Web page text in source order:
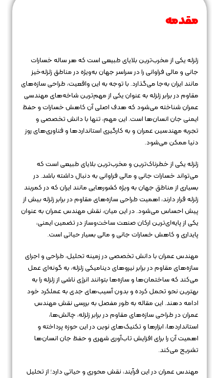
مقدمه
زلزله یکی از مخرب‌ترین بلایای طبیعی است که هر ساله خسارات
جانی و مالی فراوانی را در سراسر جهان به‌ویژه در مناطق زلزله‌خیز
مانند ایران به‌جا می‌گذارد. با توجه به این واقعیت، طراحی سازه‌های
مقاوم در برابر زلزله به عنوان یکی از مهم‌ترین شاخه‌های مهندسی
عمران شناخته می‌شود که هدف اصلی آن کاهش خسارات و حفظ
ایمنی جان انسان‌ها است. این مهم، تنها با دانش تخصصی و
تجربه مهندسین عمران و به کارگیری استانداردها و فناوری‌های روز
دنیا ممکن می‌شود.
زلزله یکی از خطرناک‌ترین و مخرب‌ترین بلایای طبیعی است که
می‌تواند خسارات جانی و مالی فراوانی به دنبال داشته باشد. در
بسیاری از مناطق جهان به ویژه کشورهایی مانند ایران که در کمربند
زلزله قرار دارند، اهمیت طراحی سازه‌های مقاوم در برابر زلزله بیش از
پیش احساس می‌شود. در این میان، نقش مهندس عمران به عنوان
یکی از پایه‌ای‌ترین ارکان صنعت ساخت‌وساز در تضمین ایمنی،
پایداری و کاهش خسارات جانی و مالی بسیار حیاتی است.
مهندس عمران با دانش تخصصی در زمینه تحلیل، طراحی و اجرای
سازه‌های مقاوم در برابر نیروهای دینامیکی زلزله، به گونه‌ای عمل
می‌کند که ساختمان‌ها و سازه‌ها بتوانند انرژی ناشی از زلزله را به
بهترین نحو تحمل کرده و بدون آسیب‌های جدی به عملکرد خود
ادامه دهند. این مقاله به طور مفصل به بررسی نقش مهندس
عمران در طراحی سازه‌های مقاوم در برابر زلزله، چالش‌ها،
استانداردها، ابزارها و تکنیک‌های نوین در این حوزه پرداخته و
اهمیت آن را برای افزایش تاب‌آوری شهری و حفظ جان انسان‌ها
تشریح می‌کند.
مهندس عمران در این فرآیند، نقش محوری و حیاتی دارد؛ از تحلیل